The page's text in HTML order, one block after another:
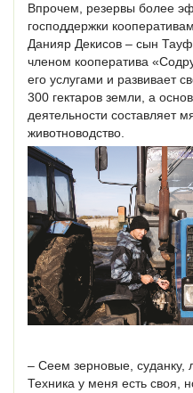
Впрочем, резервы более
господдержки
Данияр Декисов – сын
членом кооператива
его услугами и развивает
300 гектаров земли, а
деятельности составляет
животноводство.
– Сеем зерновые, суданку,
Техника у меня есть своя,